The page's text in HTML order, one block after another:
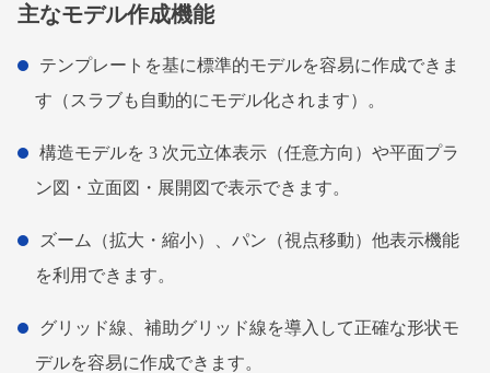
主なモデル作成機能
テンプレートを基に標準的モデルを容易に作成できま
す（スラブも自動的にモデル化されます）。
構造モデルを 3 次元立体表示（任意方向）や平面プラ
ン図・立面図・展開図で表示できます。
ズーム（拡大・縮小）、パン（視点移動）他表示機能
を利用できます。
グリッド線、補助グリッド線を導入して正確な形状モ
デルを容易に作成できます。